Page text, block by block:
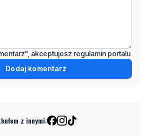
akceptujesz regulamin portalu
Dodaj komentarz
z innymi: